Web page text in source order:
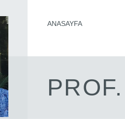
ANASAYFA